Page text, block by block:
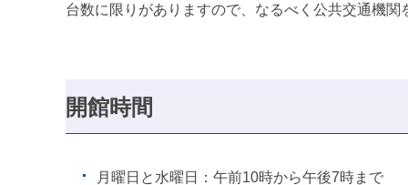
台数に限りがありますので、なるべく公共交通機関
開館時間
月曜日と水曜日：午前10時から午後7時まで